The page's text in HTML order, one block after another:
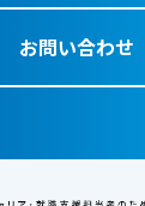
お問い合わせ